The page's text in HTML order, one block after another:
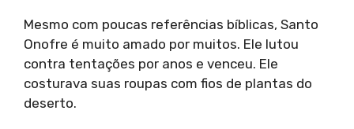
Mesmo com poucas referências bíblicas, Santo
Onofre é muito amado por muitos. Ele lutou
contra tentações por anos e venceu. Ele
costurava suas roupas com fios de plantas do
deserto.